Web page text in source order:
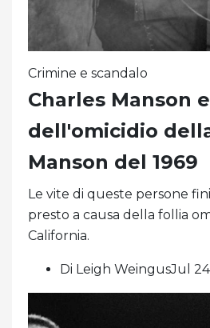
Crimine e scandalo
Charles Manson
dell'omicidio
Manson del 1969
Le vite di queste persone
presto a causa della follia
California.
Di Leigh WeingusJul